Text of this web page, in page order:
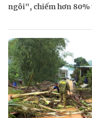
ngôi", chiếm hơn 80%